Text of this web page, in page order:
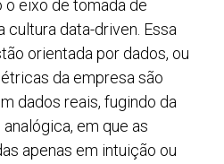
eixo de tomada de
cultura data-driven. Essa
orientada por dados, ou
da empresa são
dados reais, fugindo da
em que as
apenas em intuição ou